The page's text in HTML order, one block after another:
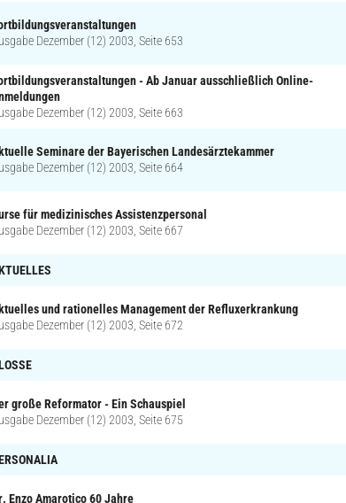
Dezember (12) 2003, Seite 653
- Ab Januar ausschließlich Online-
Dezember (12) 2003, Seite 663
Seminare der Bayerischen Landesärztekammer
Dezember (12) 2003, Seite 664
für medizinisches Assistenzpersonal
Dezember (12) 2003, Seite 667
und rationelles Management der Refluxerkrankung
Dezember (12) 2003, Seite 672
große Reformator - Ein Schauspiel
Dezember (12) 2003, Seite 675
Enzo Amarotico 60 Jahre